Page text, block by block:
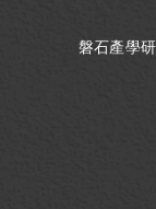
磐石產學